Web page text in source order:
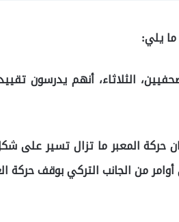
ما يلي:
الثلاثاء، أنهم يدرسون تقييد
حركة المعبر ما تزال تسير على
من الجانب التركي بوقف حركة